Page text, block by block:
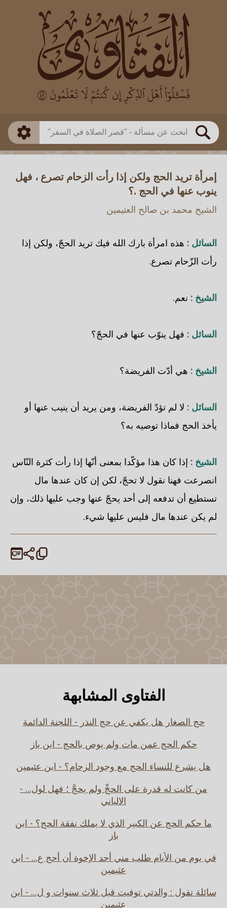
بحث
العالم
بن باز
بن العثيمين
اللجنة الدائمة
طريقة البحث
ذكي
إمرأة تريد الحج ولكن إذا رأت الزحام تصرع ، فهل
ينوب عنها في الحج .؟
الشيخ محمد بن صالح العثيمين
السائل : هذه امرأة بارك الله فيك تريد الحجّ، ولكن إذا
رأت الزّحام تصرع.
الشيخ : نعم.
السائل : فهل ينوّب عنها في الحجّ؟
الشيخ : هي أدّت الفريضة؟
السائل : لا لم تؤدّ الفريضة، ومن يريد أن ينيب عنها أو
يأخذ الحج فماذا توصيه به؟
الشيخ : إذا كان هذا مؤكّدا بمعنى أنّها إذا رأت كثرة النّاس
انصرعت فهنا نقول لا تحجّ، لكن إن كان عندها مال
تستطيع أن تدفعه إلى أحد يحجّ عنها وجب عليها ذلك، وإن
لم يكن عندها مال فليس عليها شيء.
الفتاوى المشابهة
حج الصغار هل يكفي عن حج النذر - اللجنة الدائمة
حكم الحج عمن مات ولم يوص بالحج - ابن باز
هل يشرع للنساء الحج مع وجود الزحام؟ - ابن عثيمين
من كانت له قدرة على الحجِّ ولم يحجَّ ؛ فهل لول... -
الالباني
ما حكم الحج عن الكبير الذي لا يملك نفقة الحج؟ - ابن
باز
في يوم من الأيام طلب مني أحد الإخوة أن أحج ع... - ابن
عثيمين
سائلة تقول : والدتي توفيت قبل ثلاث سنوات و ل... - ابن
عثيمين